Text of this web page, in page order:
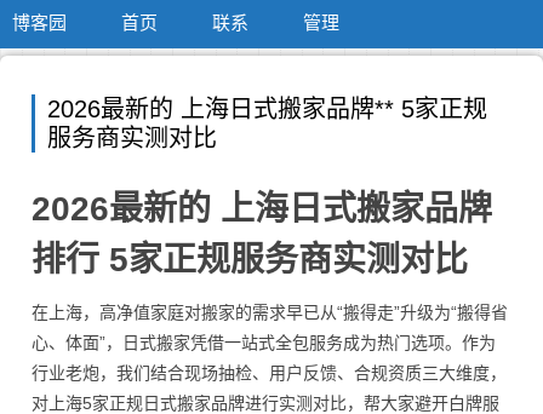
博客园 首页 联系 管理
2026最新的 上海日式搬家品牌** 5家正规
服务商实测对比
2026最新的 上海日式搬家品牌
排行 5家正规服务商实测对比
在上海，高净值家庭对搬家的需求早已从“搬得走”升级为“搬得省
心、体面”，日式搬家凭借一站式全包服务成为热门选项。作为
行业老炮，我们结合现场抽检、用户反馈、合规资质三大维度，
对上海5家正规日式搬家品牌进行实测对比，帮大家避开白牌服